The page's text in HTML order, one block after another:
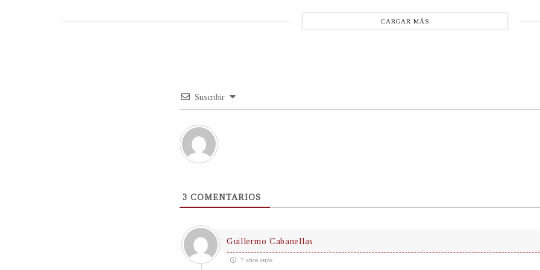
CARGAR MÁS
Suscribir
3 COMENTARIOS
Guillermo Cabanellas
7 años atrás